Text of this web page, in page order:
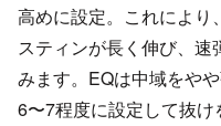
高めに設定。これにより
スティンが長く伸び、
みます。EQは中域をや
6〜7程度に設定して抜